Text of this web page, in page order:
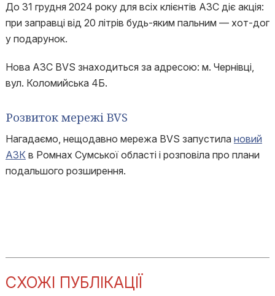
До 31 грудня 2024 року для всіх клієнтів АЗС діє акція:
при заправці від 20 літрів будь-яким пальним — хот-дог
у подарунок.
Нова АЗС BVS знаходиться за адресою: м. Чернівці,
вул. Коломийська 4Б.
Розвиток мережі BVS
Нагадаємо, нещодавно мережа BVS запустила новий
АЗКв Ромнах Сумської області і розповіла про плани
подальшого розширення.
СХОЖІ ПУБЛІКАЦІЇ